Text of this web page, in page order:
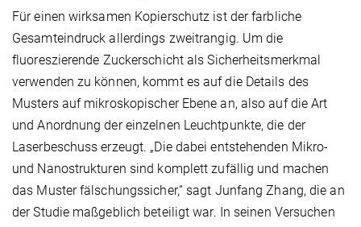
Für einen wirksamen Kopierschutz ist der farbliche
Gesamteindruck allerdings zweitrangig. Um die
fluoreszierende Zuckerschicht als Sicherheitsmerkmal
verwenden zu können, kommt es auf die Details des
Musters auf mikroskopischer Ebene an, also auf die Art
und Anordnung der einzelnen Leuchtpunkte, die der
Laserbeschuss erzeugt. „Die dabei entstehenden Mikro-
und Nanostrukturen sind komplett zufällig und machen
das Muster fälschungssicher,“ sagt Junfang Zhang, die an
der Studie maßgeblich beteiligt war. In seinen Versuchen